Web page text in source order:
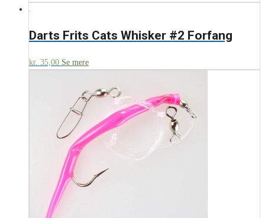
Darts Frits Cats Whisker #2 Forfang
kr. 35,00 Se mere